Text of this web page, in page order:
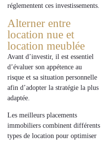
réglementent ces investissements.
Alterner entre
location nue et
location meublée
Avant d’investir, il est essentiel
d’évaluer son appétence au
risque et sa situation personnelle
afin d’adopter la stratégie la plus
adaptée.
Les meilleurs placements
immobiliers combinent différents
types de location pour optimiser